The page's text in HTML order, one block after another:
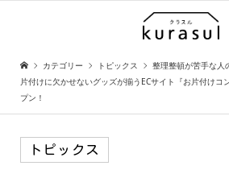
カテゴリー トピックス
整理整頓が苦手な人
片付けに欠かせないグッズが揃うECサイト『お片付けコ
プン！
トピックス